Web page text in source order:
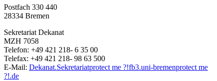
Postfach 330 440
28334 Bremen
Sekretariat Dekanat
MZH 7058
Telefon: +49 421 218- 6 35 00
Telefax: +49 421 218- 98 63 500
E-Mail: Dekanat.Sekretariatprotect me ?!fb3.uni-bremenprotect me
?!.de